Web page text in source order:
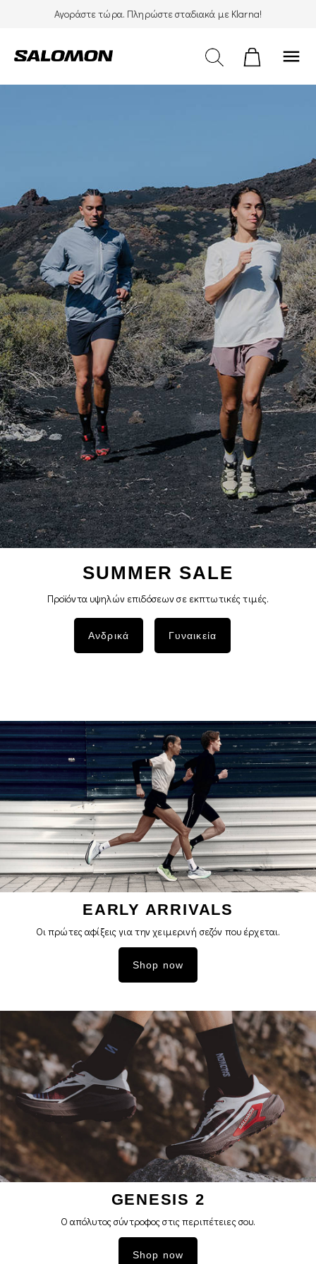
Αγοράστε τώρα. Πληρώστε σταδιακά με Klarna!
menu
SUMMER SALE
Προϊόντα υψηλών επιδόσεων σε εκπτωτικές τιμές.
Ανδρικά Γυναικεία
EARLY ARRIVALS
Οι πρώτες αφίξεις για την χειμερινή σεζόν που έρχεται.
Shop now
GENESIS 2
Ο απόλυτος σύντροφος στις περιπέτειες σoυ.
Shop now